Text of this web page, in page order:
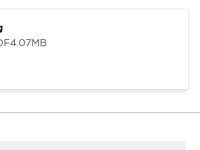
4.07MB